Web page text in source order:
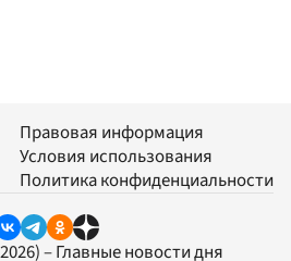
Правовая информация
Условия использования
Политика конфиденциальности
– Главные новости дня